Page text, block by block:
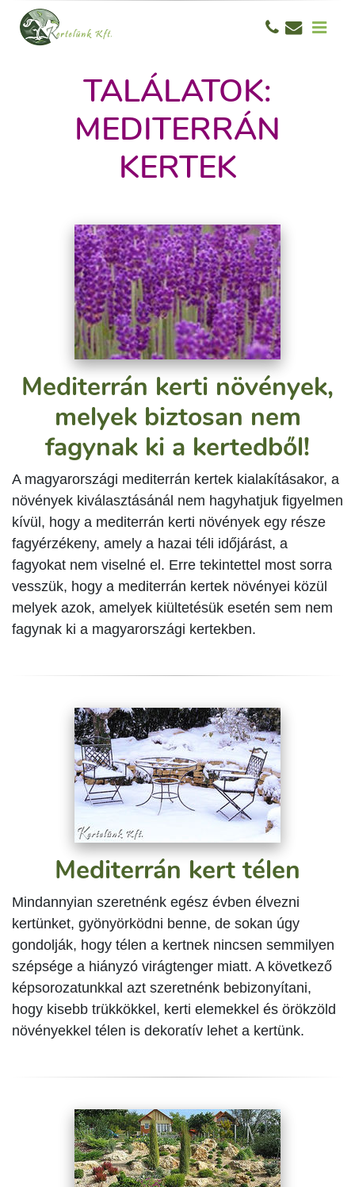
TALÁLATOK:
MEDITERRÁN
KERTEK
Mediterrán kerti növények,
melyek biztosan nem
fagynak ki a kertedből!
A magyarországi mediterrán kertek kialakításakor, a
növények kiválasztásánál nem hagyhatjuk figyelmen
kívül, hogy a mediterrán kerti növények egy része
fagyérzékeny, amely a hazai téli időjárást, a
fagyokat nem viselné el. Erre tekintettel most sorra
vesszük, hogy a mediterrán kertek növényei közül
melyek azok, amelyek kiültetésük esetén sem nem
fagynak ki a magyarországi kertekben.
Mediterrán kert télen
Mindannyian szeretnénk egész évben élvezni
kertünket, gyönyörködni benne, de sokan úgy
gondolják, hogy télen a kertnek nincsen semmilyen
szépsége a hiányzó virágtenger miatt. A következő
képsorozatunkkal azt szeretnénk bebizonyítani,
hogy kisebb trükkökkel, kerti elemekkel és örökzöld
növényekkel télen is dekoratív lehet a kertünk.